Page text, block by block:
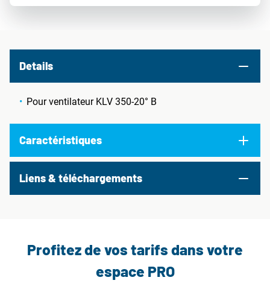
Details
Pour ventilateur KLV 350-20° B
Caractéristiques
Liens & téléchargements
Profitez de vos tarifs dans votre
espace PRO